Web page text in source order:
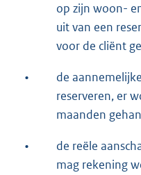
op zijn woon-
uit van een
voor de cliënt
•
de
reserveren, er
maanden
•
de reële
mag rekening